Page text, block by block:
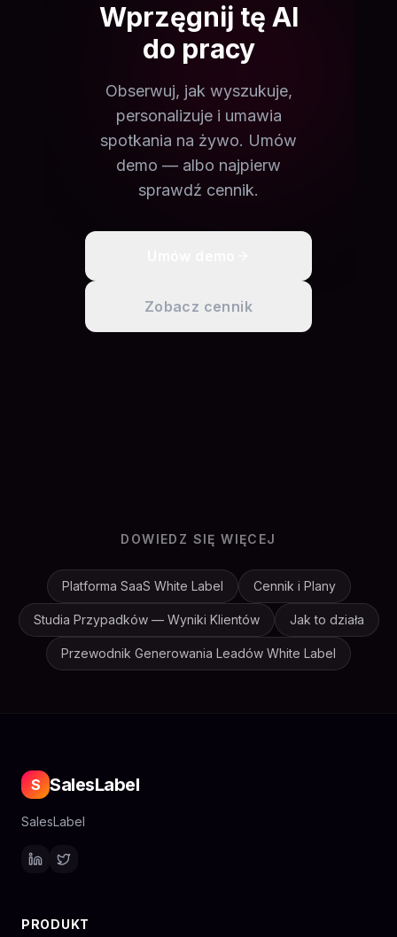
Wprzęgnij tę AI
do pracy
Obserwuj, jak wyszukuje,
personalizuje i umawia
spotkania na żywo. Umów
demo — albo najpierw
sprawdź cennik.
Zobacz cennik
DOWIEDZ SIĘ WIĘCEJ
Platforma SaaS White Label Cennik i Plany
Studia Przypadków — Wyniki Klientów Jak to działa
Przewodnik Generowania Leadów White Label
S SalesLabel
SalesLabel
PRODUKT